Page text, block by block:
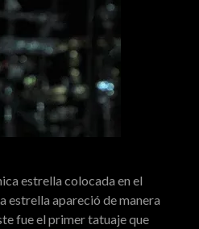
estrella colocada en el
estrella apareció de manera
fue el primer tatuaje que